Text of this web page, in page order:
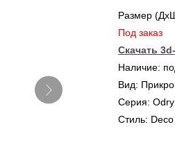
Размер
Под заказ
Скачать
Наличие:
Вид:
Серия: Odry
Стиль: Deco